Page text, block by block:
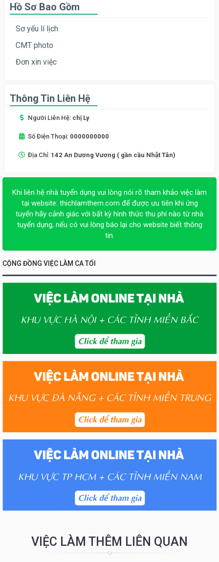
Hồ Sơ Bao Gồm
Sơ yếu lí lịch
CMT photo
Đơn xin việc
Thông Tin Liên Hệ
Người Liên Hệ: chị Ly
Số Điện Thoại: 0000000000
Địa Chỉ: 142 An Dương Vương ( gần cầu Nhật Tân)
Khi liên hệ nhà tuyển dụng vui lòng nói rõ tham khảo việc làm
tại website: thichlamthem.com để được ưu tiên khi ứng
tuyển hãy cảnh giác với bất kỳ hình thức thu phí nào từ nhà
tuyển dụng, nếu có vui lòng báo lại cho website biết thông
tin.
CỘNG ĐỒNG VIỆC LÀM CA TỐI
VIỆC LÀM THÊM LIÊN QUAN